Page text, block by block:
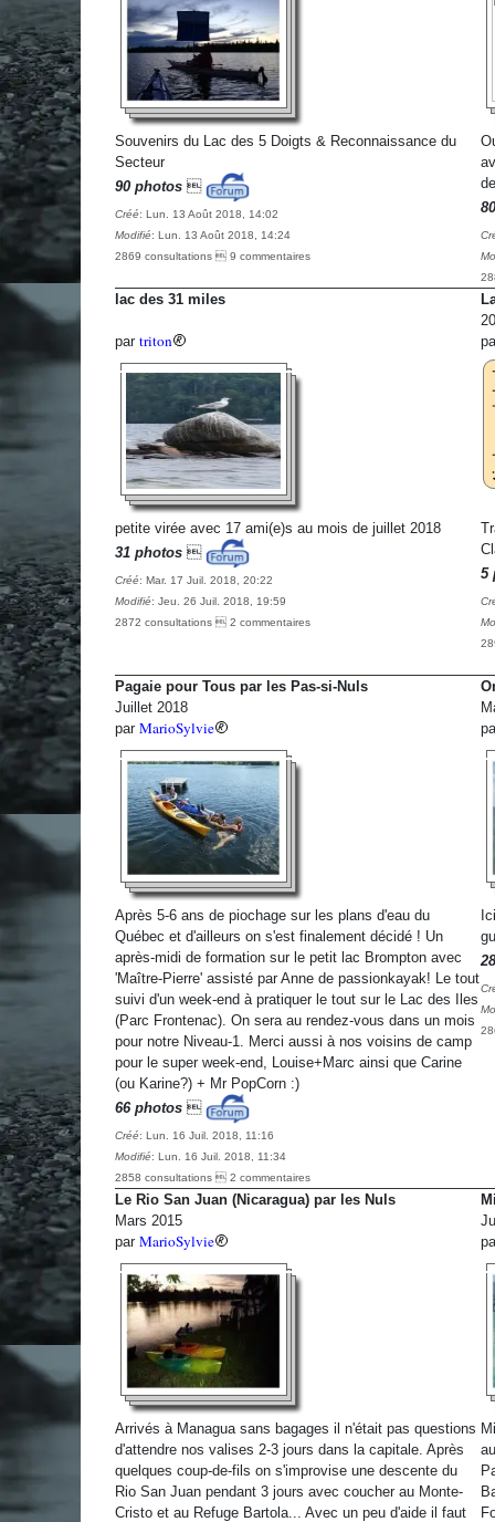
Souvenirs du Lac des 5 Doigts & Reconnaissance du
Secteur
90 photos
Créé: Lun. 13 Août 2018, 14:02
Modifié: Lun. 13 Août 2018, 14:24
2869 consultations  9 commentaires
lac des 31 miles
par triton
petite virée avec 17 ami(e)s au mois de juillet 2018
31 photos
Créé: Mar. 17 Juil. 2018, 20:22
Modifié: Jeu. 26 Juil. 2018, 19:59
2872 consultations  2 commentaires
5
Pagaie pour Tous par les Pas-si-Nuls
Juillet 2018
par MarioSylvie
Après 5-6 ans de piochage sur les plans d'eau du
Québec et d'ailleurs on s'est finalement décidé ! Un
après-midi de formation sur le petit lac Brompton avec
'Maître-Pierre' assisté par Anne de passionkayak! Le tout
suivi d'un week-end à pratiquer le tout sur le Lac des Iles
(Parc Frontenac). On sera au rendez-vous dans un mois
pour notre Niveau-1. Merci aussi à nos voisins de camp
pour le super week-end, Louise+Marc ainsi que Carine
(ou Karine?) + Mr PopCorn :)
66 photos
Créé: Lun. 16 Juil. 2018, 11:16
Modifié: Lun. 16 Juil. 2018, 11:34
2858 consultations  2 commentaires
Le Rio San Juan (Nicaragua) par les Nuls
Mars 2015
par MarioSylvie
Arrivés à Managua sans bagages il n'était pas questions
d'attendre nos valises 2-3 jours dans la capitale. Après
quelques coup-de-fils on s'improvise une descente du
Rio San Juan pendant 3 jours avec coucher au Monte-
Cristo et au Refuge Bartola... Avec un peu d'aide il faut